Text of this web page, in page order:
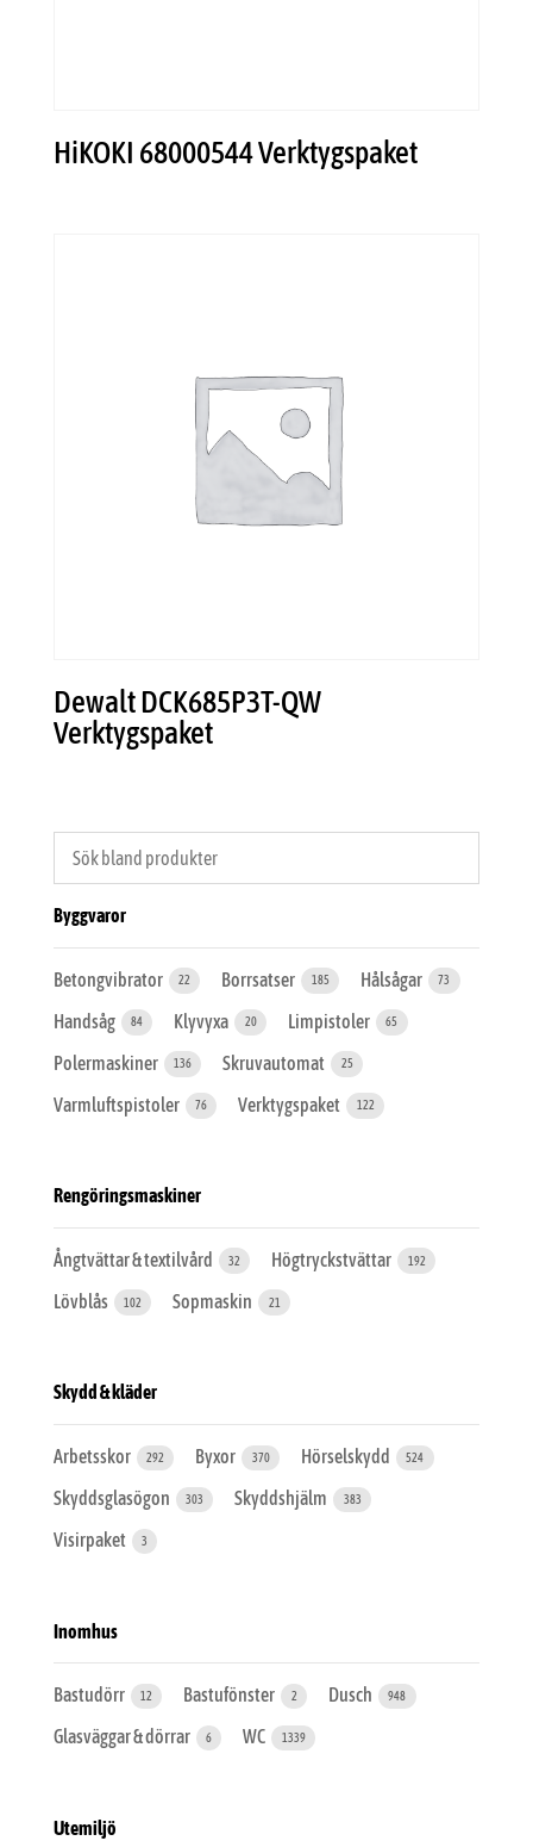
HiKOKI 68000544 Verktygspaket
Dewalt DCK685P3T-QW
Verktygspaket
Byggvaror
Betongvibrator 22 Borrsatser 185 Hålsågar 73
Handsåg 84 Klyvyxa 20 Limpistoler 65
Polermaskiner 136 Skruvautomat 25
Varmluftspistoler 76 Verktygspaket 122
Rengöringsmaskiner
Ångtvättar & textilvård 32 Högtryckstvättar 192
Lövblås 102 Sopmaskin 21
Skydd & kläder
Arbetsskor 292 Byxor 370 Hörselskydd 524
Skyddsglasögon 303 Skyddshjälm 383
Visirpaket 3
Inomhus
Bastudörr 12 Bastufönster 2 Dusch 948
Glasväggar & dörrar 6 WC 1339
Utemiljö